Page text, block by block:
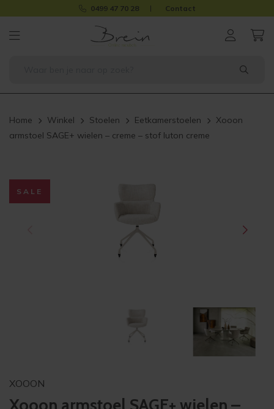
0499 47 70 28 Contact
Home Winkel Stoelen Eetkamerstoelen
Xooon
armstoel SAGE+ wielen – creme – stof luton creme
SALE
XOOON